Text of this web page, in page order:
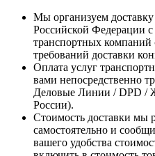
Мы организуем
Российской Федерации
транспортных компаний
требований доставки
Оплата услуг
вами непосредственно
Деловые Линии / DPD /
России).
Стоимость доставки мы
самостоятельно и
вашего удобства